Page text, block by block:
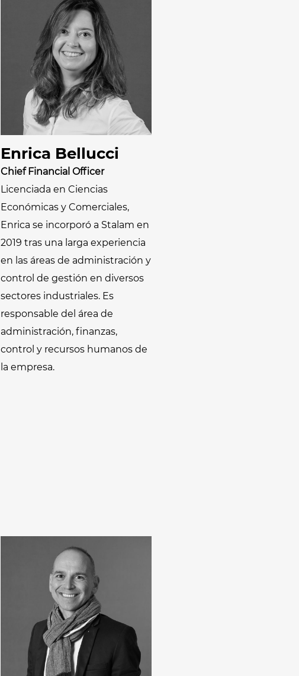
Enrica Bellucci
Chief Financial Officer
Licenciada en Ciencias
Económicas y Comerciales,
Enrica se incorporó a Stalam en
2019 tras una larga experiencia
en las áreas de administración y
control de gestión en diversos
sectores industriales. Es
responsable del área de
administración, finanzas,
control y recursos humanos de
la empresa.